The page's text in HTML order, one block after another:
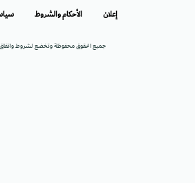
جميع الحقوق محفوظة وتخضع لشروط واتفاق
إعلان الأحكام والشروط